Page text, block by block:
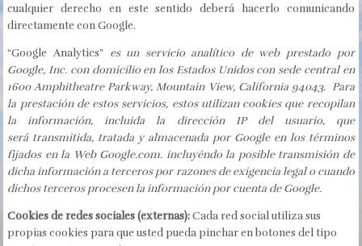
cualquier derecho en este sentido deberá hacerlo comunicando
directamente con Google.
“Google Analytics” es un servicio analítico de web prestado por
Google, Inc. con domicilio en los Estados Unidos con sede central en
1600 Amphitheatre Parkway, Mountain View, California 94043. Para
la prestación de estos servicios, estos utilizan cookies que recopilan
la información, incluida la dirección IP del usuario, que
será transmitida, tratada y almacenada por Google en los términos
fijados en la Web Google.com. incluyéndo la posible transmisión de
dicha información a terceros por razones de exigencia legal o cuando
dichos terceros procesen la información por cuenta de Google.
Cookies de redes sociales (externas):Cada red social utiliza sus
propias cookies para que usted pueda pinchar en botones del tipo